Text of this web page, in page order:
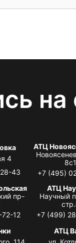
4
43
АТЦ
8с1
+7 (495)
пр-
12
АТЦ
Научный
+7 (499)
АТЦ